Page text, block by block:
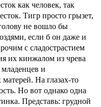
как человек, так
Тигр просто грызет,
не вошло бы
если б он даже и
с сладострастием
их кинжалом из чрева
и
На глазах-то
Но вот однако одна
Представь: грудной